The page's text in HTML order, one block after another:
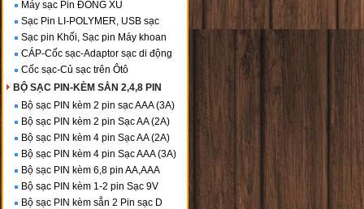
Máy sạc Pin ĐỒNG XU
Sạc Pin LI-POLYMER, USB sạc
Sạc pin Khối, Sạc pin Máy khoan
CÁP-Cốc sạc-Adaptor sạc di động
Cốc sạc-Củ sạc trên Ôtô
BỘ SẠC PIN-KÈM SẲN 2,4,8 PIN
Bộ sạc PIN kèm 2 pin sạc AAA (3A)
Bộ sạc PIN kèm 2 pin Sạc AA (2A)
Bộ sạc PIN kèm 4 pin Sạc AA (2A)
Bộ sạc PIN kèm 4 pin Sạc AAA (3A)
Bộ sạc PIN kèm 6,8 pin AA,AAA
Bộ sạc PIN kèm 1-2 pin Sạc 9V
Bộ sạc PIN kèm sẳn 2 Pin sạc D